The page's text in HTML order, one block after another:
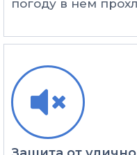
погоду в нем